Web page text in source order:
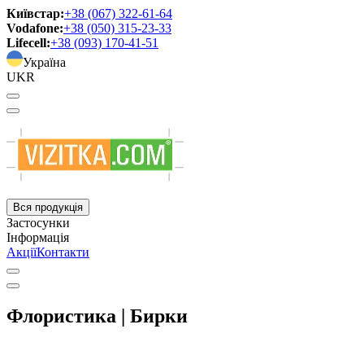
Київстар:+38 (067) 322-61-64
Vodafone:+38 (050) 315-23-33
Lifecell:+38 (093) 170-41-51
Україна
UKR
Вся продукція
Застосунки
Інформація
АкціїКонтакти
Флористика | Бирки